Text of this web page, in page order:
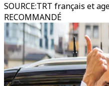
SOURCE:TRT français et
RECOMMANDÉ